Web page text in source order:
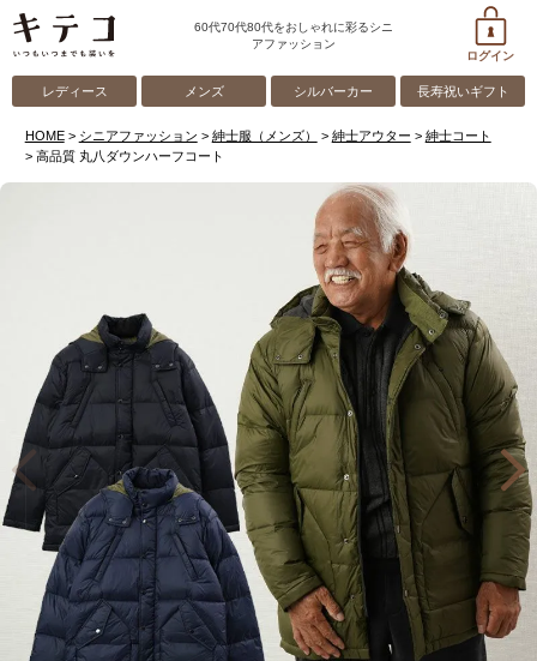
60代70代80代をおしゃれに彩るシニ
アファッション
ログイン
レディース メンズ シルバーカー 長寿祝いギフト
HOME シニアファッション 紳士服（メンズ） 紳士アウター
紳士コート
高品質 丸八ダウンハーフコート